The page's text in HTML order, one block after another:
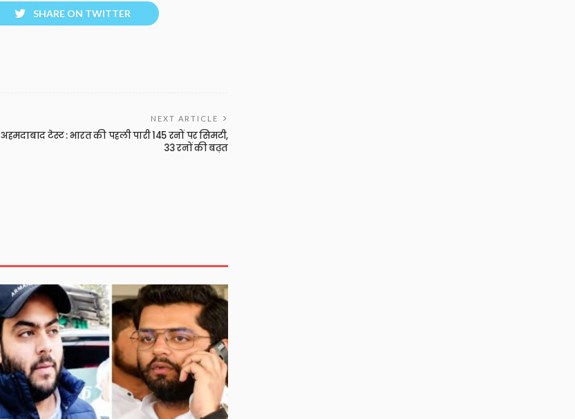
SHARE ON TWITTER
NEXT ARTICLE
अहमदाबाद टेस्ट : भारत की पहली पारी 145 रनों पर सिमटी,
33 रनों की बढ़त